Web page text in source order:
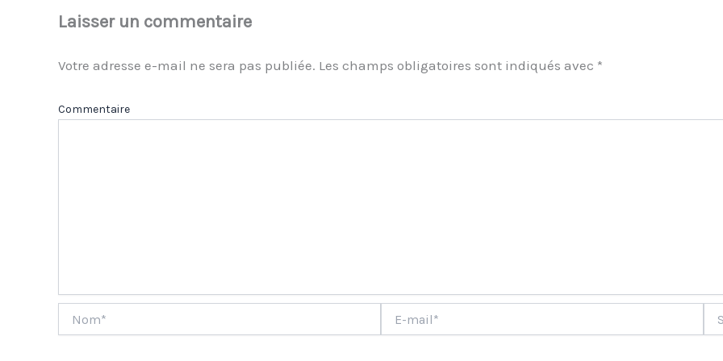
Laisser un commentaire
Votre adresse e-mail ne sera pas publiée. Les champs obligatoires sont indiqués avec *
mail*